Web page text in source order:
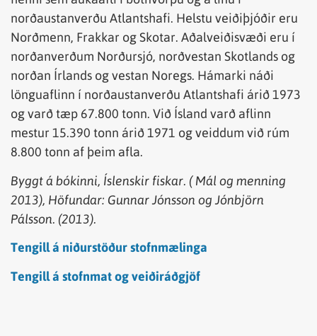
norðaustanverðu Atlantshafi. Helstu veiðiþjóðir eru
Norðmenn, Frakkar og Skotar. Aðalveiðisvæði eru í
norðanverðum Norðursjó, norðvestan Skotlands og
norðan Írlands og vestan Noregs. Hámarki náði
lönguaflinn í norðaustanverðu Atlantshafi árið 1973
og varð tæp 67.800 tonn. Við Ísland varð aflinn
mestur 15.390 tonn árið 1971 og veiddum við rúm
8.800 tonn af þeim afla.
Byggt á bókinni, Íslenskir fiskar. ( Mál og menning
2013), Höfundar: Gunnar Jónsson og Jónbjörn
Pálsson. (2013).
Tengill á niðurstöður stofnmælinga
Tengill á stofnmat og veiðiráðgjöf